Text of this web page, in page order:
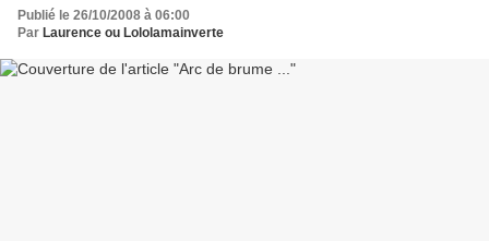
Publié le 26/10/2008 à 06:00
Par Laurence ou Lololamainverte